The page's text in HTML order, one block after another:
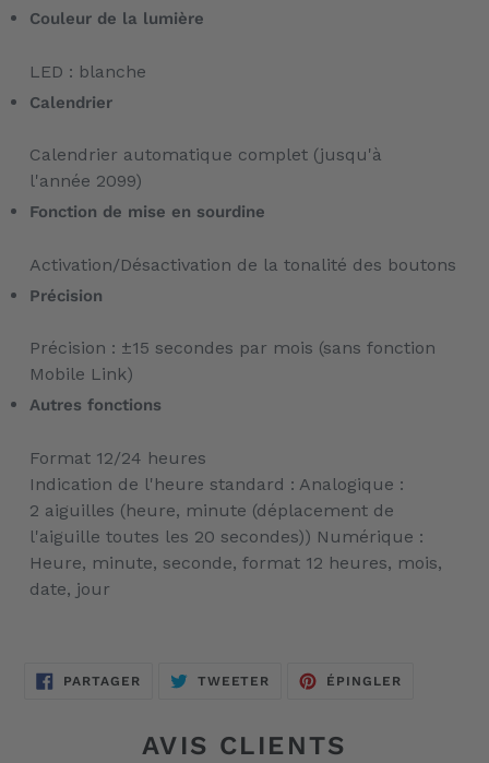
Couleur de la lumière
LED : blanche
Calendrier
Calendrier automatique complet (jusqu'à
l'année 2099)
Fonction de mise en sourdine
Activation/Désactivation de la tonalité des boutons
Précision
Précision : ±15 secondes par mois (sans fonction
Mobile Link)
Autres fonctions
Format 12/24 heures
Indication de l'heure standard : Analogique :
2 aiguilles (heure, minute (déplacement de
l'aiguille toutes les 20 secondes)) Numérique :
Heure, minute, seconde, format 12 heures, mois,
date, jour
PARTAGERPARTAGERTWEETER TWEETERÉPINGLER
AVIS CLIENTS